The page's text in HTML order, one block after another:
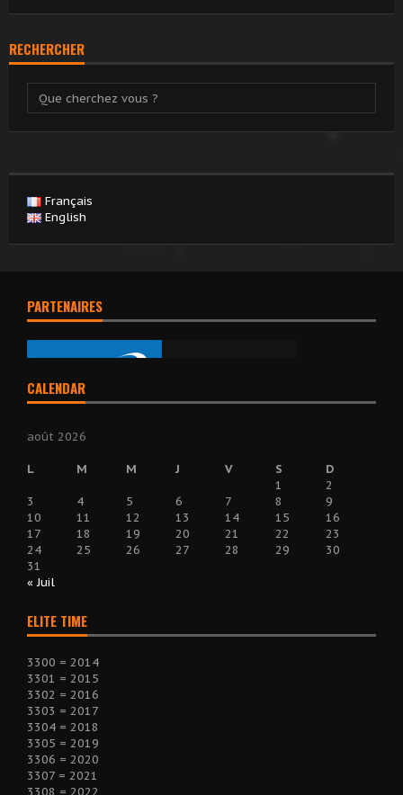
RECHERCHER
Français
English
PARTENAIRES
CALENDAR
août 2026
L M M J V S
D
1
2
3
4 5 6 7 8
9
10
11 12 13 14 15
16
17
18 19 20 21 22
23
24
25 26 27 28 29
30
31
« Juil
ELITE TIME
3300 = 2014
3301 = 2015
3302 = 2016
3303 = 2017
3304 = 2018
3305 = 2019
3306 = 2020
3307 = 2021